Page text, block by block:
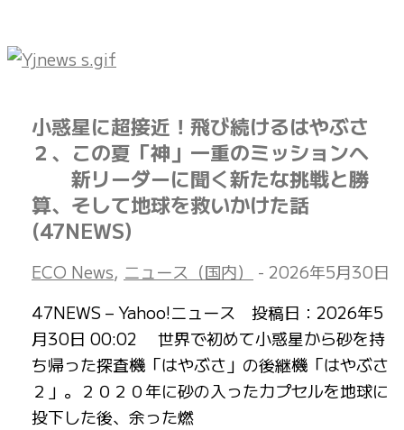
小惑星に超接近！飛び続けるはやぶさ
２、この夏「神」一重のミッションへ
新リーダーに聞く新たな挑戦と勝
算、そして地球を救いかけた話
(47NEWS)
ECO News, ニュース（国内） - 2026年5月30日
47NEWS – Yahoo!ニュース 投稿日：2026年5
月30日 00:02 世界で初めて小惑星から砂を持
ち帰った探査機「はやぶさ」の後継機「はやぶさ
２」。２０２０年に砂の入ったカプセルを地球に
投下した後、余った燃